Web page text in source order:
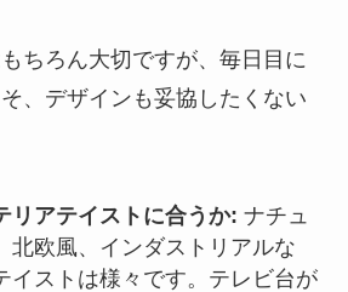
ちろん大切ですが、毎日目に
、デザインも妥協したくない
リアテイストに合うか: ナチュ
北欧風、インダストリアルな
イストは様々です。テレビ台が